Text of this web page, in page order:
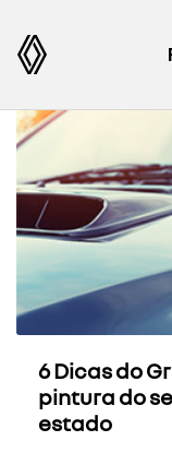
6 Dicas do
pintura do
estado